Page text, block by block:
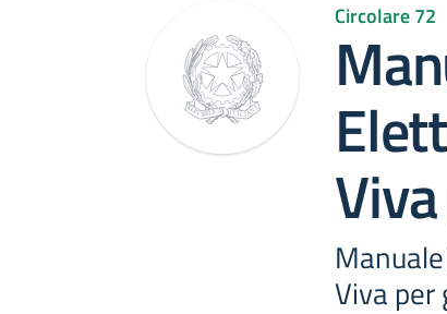
Circolare 72
Viva per